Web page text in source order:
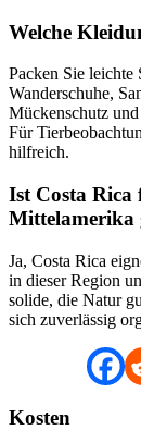
Welche
Packen Sie leichte
Wanderschuhe,
Mückenschutz
Für
hilfreich.
Ist Costa
Mittelamerika
Ja, Costa Rica
in dieser Region
solide, die Natur
sich zuverlässig
Kosten